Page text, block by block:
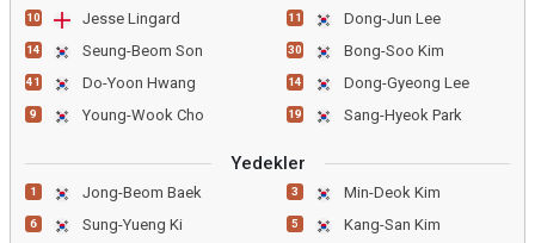
10 Jesse Lingard
14 Seung-Beom Son
41 Do-Yoon Hwang
9 Young-Wook Cho
11 Dong-Jun Lee
30 Bong-Soo Kim
14 Dong-Gyeong Lee
19 Sang-Hyeok Park
Yedekler
1 Jong-Beom Baek
6 Sung-Yueng Ki
3 Min-Deok Kim
5 Kang-San Kim